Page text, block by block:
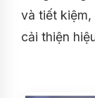
và tiết kiệm,
cải thiện